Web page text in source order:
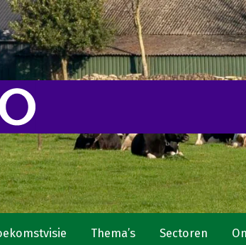
Thema’s Sectoren